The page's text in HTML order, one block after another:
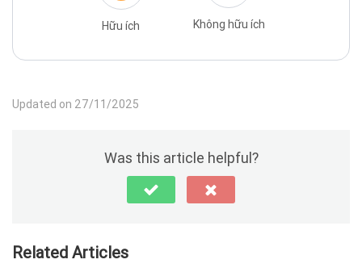
Hữu ích Không hữu ích
Updated on 27/11/2025
Was this article helpful?
Related Articles